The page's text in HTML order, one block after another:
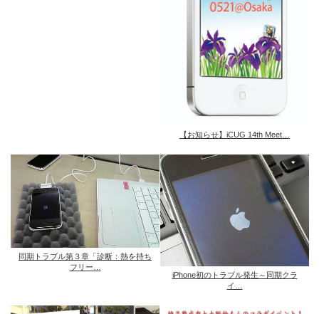
【お知らせ】iCUG 14th Meet…
同期トラブル第３章「診断：熱を持ち
フリー…
iPhone初のトラブル発生～同期クラ
イ…